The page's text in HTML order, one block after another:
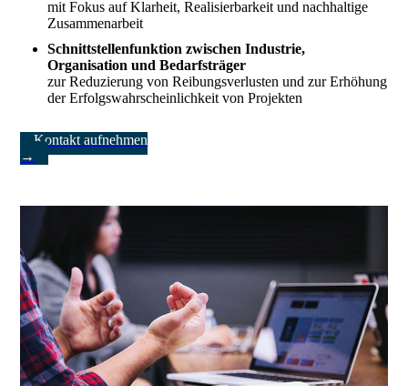
mit Fokus auf Klarheit, Realisierbarkeit und nachhaltige
Zusammenarbeit
Schnittstellenfunktion zwischen Industrie,
Organisation und Bedarfsträger
zur Reduzierung von Reibungsverlusten und zur Erhöhung
der Erfolgswahrscheinlichkeit von Projekten
Kontakt aufnehmen
→